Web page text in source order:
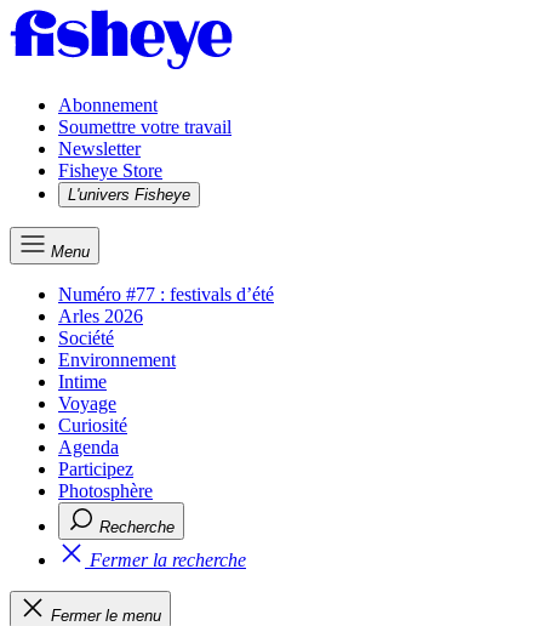
Abonnement
Soumettre votre travail
Newsletter
Fisheye Store
L'univers Fisheye
Menu
Numéro #77 : festivals d’été
Arles 2026
Société
Environnement
Intime
Voyage
Curiosité
Agenda
Participez
Photosphère
Recherche
Fermer la recherche
Fermer le menu